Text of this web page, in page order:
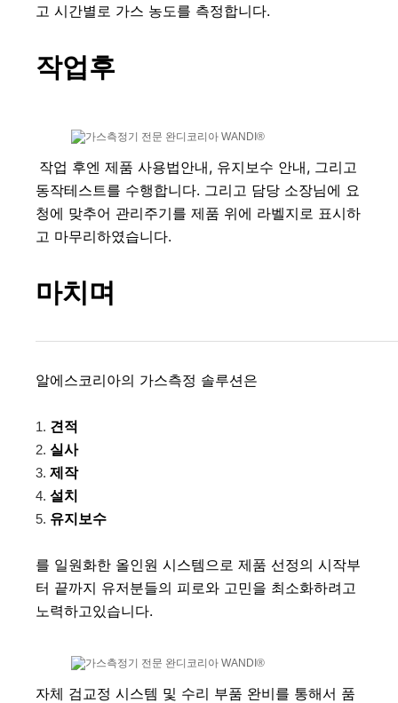
고 시간별로 가스 농도를 측정합니다.
작업후
작업 후엔 제품 사용법안내, 유지보수 안내, 그리고
동작테스트를 수행합니다. 그리고 담당 소장님에 요
청에 맞추어 관리주기를 제품 위에 라벨지로 표시하
고 마무리하였습니다.
마치며
알에스코리아의 가스측정 솔루션은
견적
실사
제작
설치
유지보수
를 일원화한 올인원 시스템으로 제품 선정의 시작부
터 끝까지 유저분들의 피로와 고민을 최소화하려고
노력하고있습니다.
자체 검교정 시스템 및 수리 부품 완비를 통해서 품